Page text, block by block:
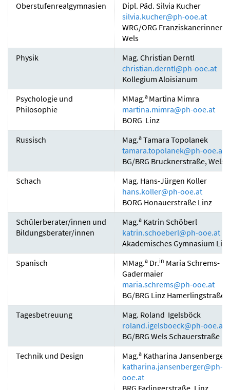
Oberstufenrealgymnasien
Dipl. Päd. Silvia Kucher
silvia.kucher@ph-ooe.at
WRG/ORG Franziskanerinnen
Wels
Physik
Mag. Christian Derntl
christian.derntl@ph-ooe.at
Kollegium Aloisianum
Psychologie und
Philosophie
MMag.a Martina Mimra
martina.mimra@ph-ooe.at
BORG Linz
Russisch
Mag.a Tamara Topolanek
tamara.topolanek@ph-ooe.at
BG/BRG Brucknerstraße, Wels
Schach
Mag. Hans-Jürgen Koller
hans.koller@ph-ooe.at
BORG Honauerstraße Linz
Schülerberater/innen und
Bildungsberater/innen
Mag.a Katrin Schöberl
katrin.schoeberl@ph-ooe.at
Akademisches Gymnasium
Spanisch
MMag.a Dr.in Maria Schrems-
Gadermaier
maria.schrems@ph-ooe.at
BG/BRG Linz Hamerlingstraße
Tagesbetreuung
Mag. Roland Igelsböck
roland.igelsboeck@ph-ooe.at
BG/BRG Wels Schauerstraße
Technik und Design
Mag.a Katharina Jansenberger
katharina.jansenberger@ph-
ooe.at
BRG Fadingerstraße, Linz